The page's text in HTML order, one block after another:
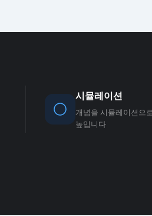
시뮬레이션
개념을 시뮬레이션으
높입니다